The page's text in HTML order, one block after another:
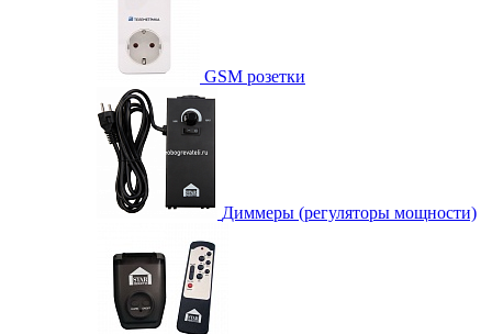
GSM розетки
Диммеры (регуляторы мощности)